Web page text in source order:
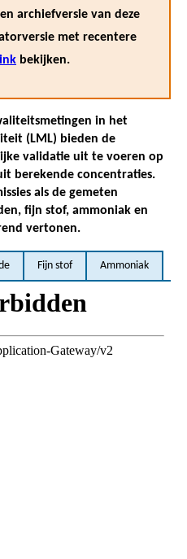
archiefversie van deze
met recentere
link bekijken.
in het
(LML) bieden de
validatie uit te voeren op
berekende concentraties.
als de gemeten
fijn stof, ammoniak en
vertonen.
Fijn stof Ammoniak